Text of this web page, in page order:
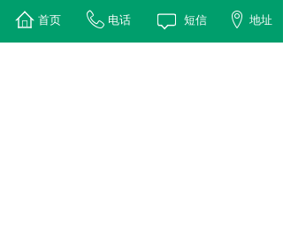
2026-01-04
中频焊接设备是一种利用中频（通常1-10 kHz）感应加热原
理对金属工件进行快速、高效焊接的专用设备。它通过
首页 电话 短信 地址